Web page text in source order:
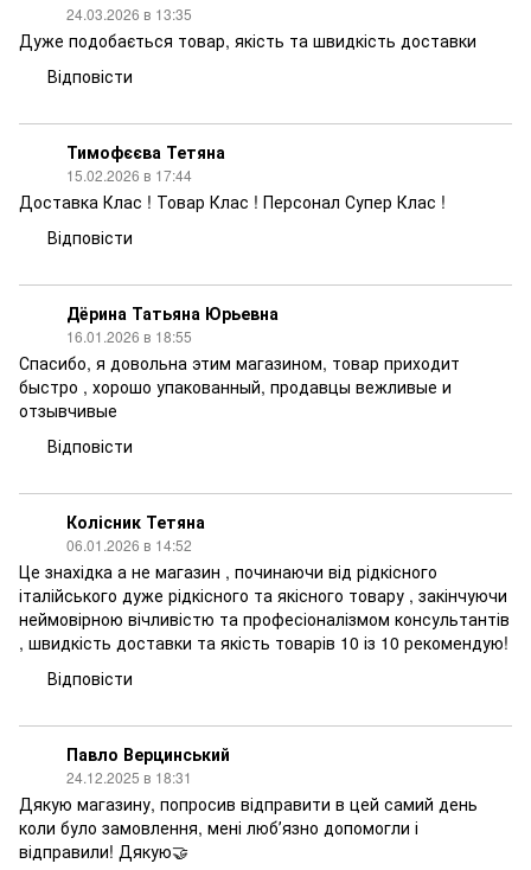
24.03.2026 в 13:35
Дуже подобається товар, якість та швидкість доставки
Відповісти
Тимофєєва Тетяна
15.02.2026 в 17:44
Доставка Клас ! Товар Клас ! Персонал Супер Клас !
Відповісти
Дёрина Татьяна Юрьевна
16.01.2026 в 18:55
Спасибо, я довольна этим магазином, товар приходит
быстро , хорошо упакованный, продавцы вежливые и
отзывчивые
Відповісти
Колісник Тетяна
06.01.2026 в 14:52
Це знахідка а не магазин , починаючи від рідкісного
італійського дуже рідкісного та якісного товару , закінчуючи
неймовірною вічливістю та професіоналізмом консультантів
, швидкість доставки та якість товарів 10 із 10 рекомендую!
Відповісти
Павло Верцинський
24.12.2025 в 18:31
Дякую магазину, попросив відправити в цей самий день
коли було замовлення, мені любʼязно допомогли і
відправили! Дякую🤝